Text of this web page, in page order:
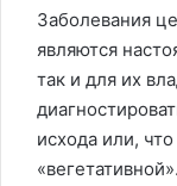
Заболевания
являются
так и для их
исхода или,